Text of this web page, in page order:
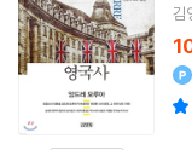
김